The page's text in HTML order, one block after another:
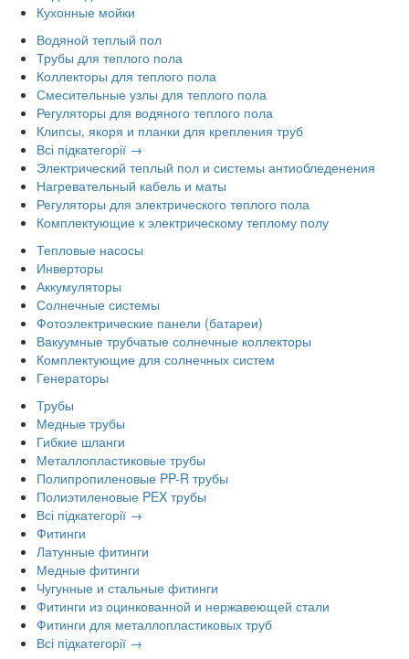
Кухонные мойки
Водяной теплый пол
Трубы для теплого пола
Коллекторы для теплого пола
Смесительные узлы для теплого пола
Регуляторы для водяного теплого пола
Клипсы, якоря и планки для крепления труб
Всі підкатегорії →
Электрический теплый пол и системы антиобледенения
Нагревательный кабель и маты
Регуляторы для электрического теплого пола
Комплектующие к электрическому теплому полу
Тепловые насосы
Инверторы
Аккумуляторы
Солнечные системы
Фотоэлектрические панели (батареи)
Вакуумные трубчатые солнечные коллекторы
Комплектующие для солнечных систем
Генераторы
Трубы
Медные трубы
Гибкие шланги
Металлопластиковые трубы
Полипропиленовые PP-R трубы
Полиэтиленовые PEX трубы
Всі підкатегорії →
Фитинги
Латунные фитинги
Медные фитинги
Чугунные и стальные фитинги
Фитинги из оцинкованной и нержавеющей стали
Фитинги для металлопластиковых труб
Всі підкатегорії →